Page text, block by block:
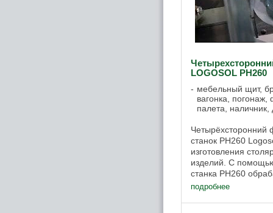
LOGOSOL PH260
мебельный щит,
вагонка, погонаж,
палета, наличник,
Четырёхсторонний
станок PH260
изготовления
изделий. С
станка PH260
или брус просто и
подробнее